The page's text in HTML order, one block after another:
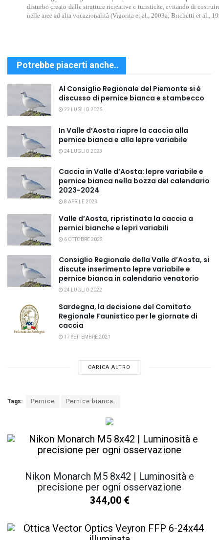
disturbo creato dalle strutture ricreative e turistiche, evitando di
nelle aree ad alta vocazionalità (Vigorita et al., 2003a; Brichetti et al.,
Potrebbe piacerti anche..
Al Consiglio Regionale del Piemonte si è
discusso di pernice bianca e stambecco
22 LUGLIO 2026
In Valle d’Aosta riapre la caccia alla
pernice bianca e alla lepre variabile
24 LUGLIO 2023
Caccia in Valle d’Aosta: lepre variabile e
pernice bianca nella bozza del calendario
2023-2024
8 APRILE 2023
Valle d’Aosta, ripristinata la caccia a
pernici bianche e lepri variabili
6 OTTOBRE 2022
Consiglio Regionale della Valle d’Aosta, si
discute inserimento lepre variabile e
pernice bianca in calendario venatorio
24 LUGLIO 2022
Sardegna, la decisione del Comitato
Regionale Faunistico per le giornate di
caccia
17 SETTEMBRE 2021
CARICA ALTRO
Tags: Pernice Pernice bianca.
Nikon Monarch M5 8x42 | Luminosità e
precisione per ogni osservazione
344,00 €